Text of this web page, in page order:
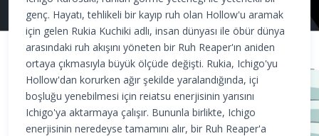
genç. Hayatı, tehlikeli bir kayıp ruh olan Hollow'u aramak
için gelen Rukia Kuchiki adlı, insan dünyası ile öbür dünya
arasındaki ruh akışını yöneten bir Ruh Reaper'ın aniden
ortaya çıkmasıyla büyük ölçüde değişti. Rukia, Ichigo'yu
Hollow'dan korurken ağır şekilde yaralandığında, içi
boşluğu yenebilmesi için reiatsu enerjisinin yarısını
Ichigo'ya aktarmaya çalışır. Bununla birlikte, Ichigo
enerjisinin neredeyse tamamını alır, bir Ruh Reaper'a